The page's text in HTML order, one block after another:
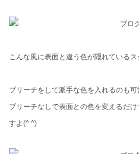
こんな風に表面と違う色が隠れている
ブリーチをして派手な色を入れるのも可
ブリーチなしで表面との色を変えるだ
すよ(^ ^)